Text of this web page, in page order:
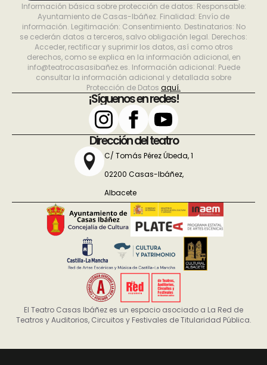
Información básica sobre protección de datos: Responsable:
Ayuntamiento de Casas-Ibáñez. Finalidad: Envío de
información. Legitimación: Consentimiento. Destinatarios: No
se cederán datos a terceros, salvo obligación legal. Derechos:
Acceder, rectificar y suprimir los datos, así como otros
derechos, como se explica en la información adicional, en
info@teatrocasasibañez.es. Información adicional: Puede
consultar la información adicional y detallada sobre
Protección de Datos aquí.
¡Síguenos en redes!
Dirección del teatro
C/ Tomás Pérez Úbeda, 1
02200 Casas-Ibáñez,
Albacete
El Teatro Casas Ibáñez es un espacio asociado a La Red de
Teatros y Auditorios, Circuitos y Festivales de Titularidad Pública.